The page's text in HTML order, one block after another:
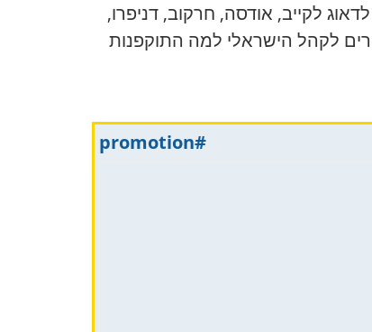
לקייב, אודסה, חרקוב, דניפרו,
לקהל הישראלי למה התוקפנות
#promotion